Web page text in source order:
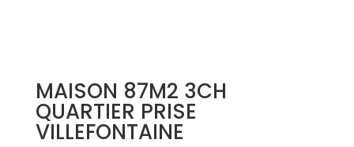
MAISON 87M2 3CH
QUARTIER PRISE
VILLEFONTAINE